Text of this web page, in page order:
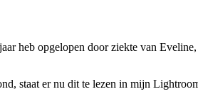
heb opgelopen door ziekte van
staat er nu dit te lezen in mijn